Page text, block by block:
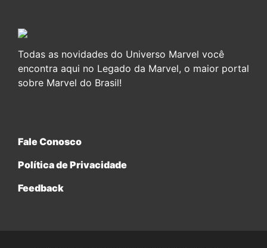
Todas as novidades do Universo Marvel você
encontra aqui no Legado da Marvel, o maior portal
sobre Marvel do Brasil!
Fale Conosco
Política de Privacidade
Feedback